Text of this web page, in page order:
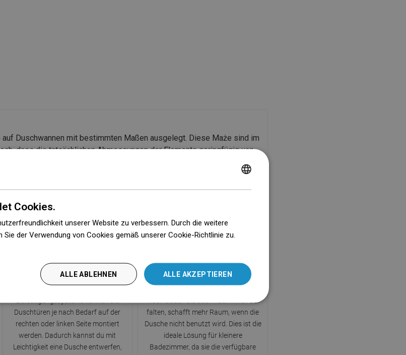
Duschwannen mit bestimmten Maßen ausgelegt. Diese Maże sind im
dass die tatsächlichen Abmessungen der Elemente geringfügig von
die Außenmaße und die Anordnung der Elemente gemäß der
System Uni-Mount
Duschtüren je nach Bedarf auf der
rechten oder linken Seite montiert
werden. Dadurch kannst du mit
Leichtigkeit eine Dusche entwerfen,
nach außen als auch nach innen zu
falten, schafft mehr Raum, wenn die
Dusche nicht benutzt wird. Dies ist die
ideale Lösung für kleinere
Badezimmer, da sie die verfügbare
LITHUANIAN
ROMANIAN
FRENCH
ITALIAN
SPANISH
Cookies.
unserer Website zu verbessern. Durch die weitere
der Verwendung von Cookies gemäß unserer Cookie-Richtlinie zu.
ALLE AKZEPTIEREN
ALLE ABLEHNEN